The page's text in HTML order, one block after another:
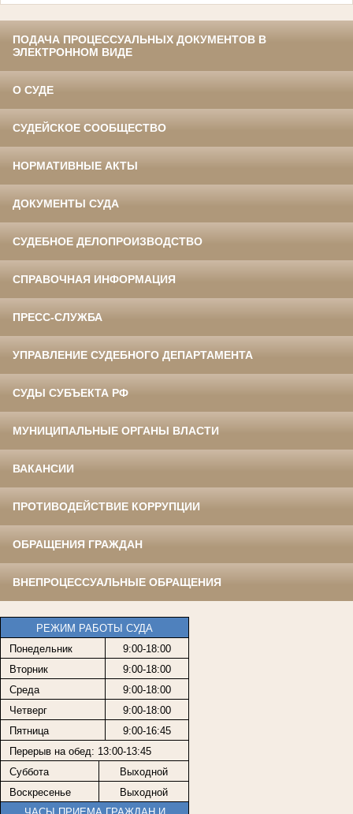
ПОДАЧА ПРОЦЕССУАЛЬНЫХ ДОКУМЕНТОВ В
ЭЛЕКТРОННОМ ВИДЕ
О СУДЕ
СУДЕЙСКОЕ СООБЩЕСТВО
НОРМАТИВНЫЕ АКТЫ
ДОКУМЕНТЫ СУДА
СУДЕБНОЕ ДЕЛОПРОИЗВОДСТВО
СПРАВОЧНАЯ ИНФОРМАЦИЯ
ПРЕСС-СЛУЖБА
УПРАВЛЕНИЕ СУДЕБНОГО ДЕПАРТАМЕНТА
СУДЫ СУБЪЕКТА РФ
МУНИЦИПАЛЬНЫЕ ОРГАНЫ ВЛАСТИ
ВАКАНСИИ
ПРОТИВОДЕЙСТВИЕ КОРРУПЦИИ
ОБРАЩЕНИЯ ГРАЖДАН
ВНЕПРОЦЕССУАЛЬНЫЕ ОБРАЩЕНИЯ
РЕЖИМ РАБОТЫ СУДА
Понедельник
9:00-18:00
Вторник
9:00-18:00
Среда
9:00-18:00
Четверг
9:00-18:00
Пятница
9:00-16:45
Перерыв на обед: 13:00-13:45
Суббота
Выходной
Воскресенье
Выходной